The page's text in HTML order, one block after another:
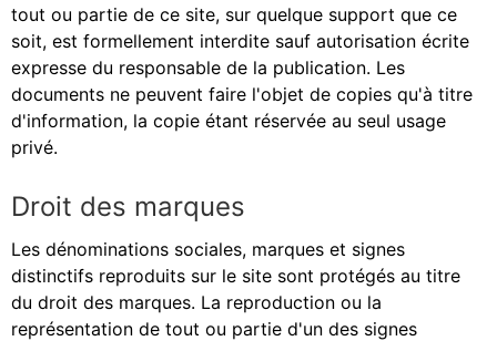
tout ou partie de ce site, sur quelque support que ce
soit, est formellement interdite sauf autorisation écrite
expresse du responsable de la publication. Les
documents ne peuvent faire l'objet de copies qu'à titre
d'information, la copie étant réservée au seul usage
privé.
Droit des marques
Les dénominations sociales, marques et signes
distinctifs reproduits sur le site sont protégés au titre
du droit des marques. La reproduction ou la
représentation de tout ou partie d'un des signes